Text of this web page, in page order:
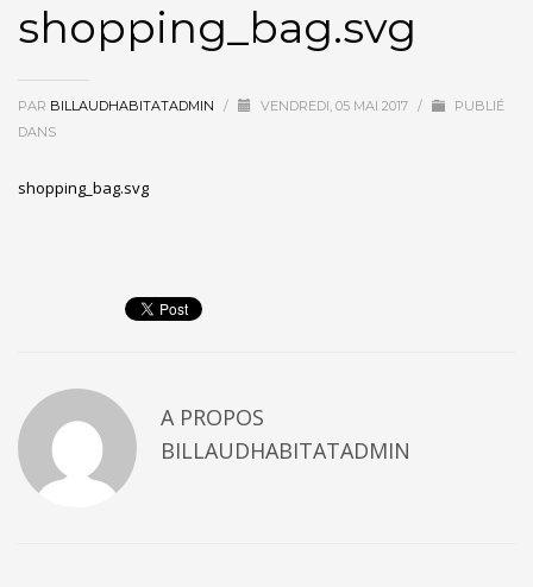
shopping_bag.svg
PAR BILLAUDHABITATADMIN / VENDREDI, 05 MAI 2017 /
PUBLIÉ
DANS
shopping_bag.svg
A PROPOS
BILLAUDHABITATADMIN